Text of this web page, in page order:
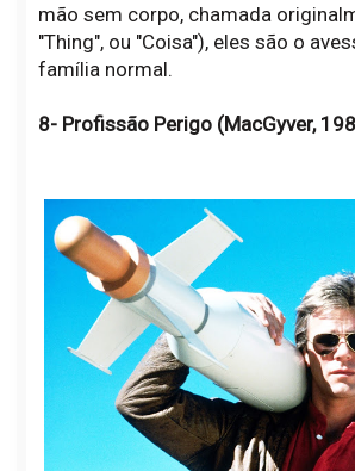
mão sem corpo, chamada
"Thing", ou "Coisa"), eles são o
família normal.
8- Profissão Perigo (MacGyver,